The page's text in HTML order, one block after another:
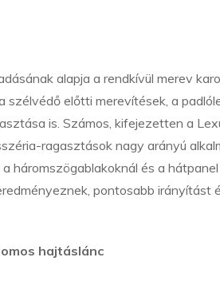
alapja a rendkívül merev
szélvédő előtti merevítések, a
is. Számos, kifejezetten a
ragasztások nagy arányú
háromszögablakoknál és a
pontosabb irányítást
hajtáslánc